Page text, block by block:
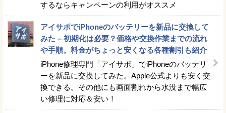
するならキャンペーンの利用がオススメ
アイサポでiPhoneのバッテリーを新品に交換して
みた – 初期化は必要？価格や交換作業までの流れ
や手順。料金がちょっと安くなる各種割引も紹介
iPhone修理専門「アイサポ」でiPhoneのバッテリ
ーを新品に交換してみた。Apple公式よりも安く交
換できる。その他にも画面割れから水没まで幅広
い修理に対応＆安い！